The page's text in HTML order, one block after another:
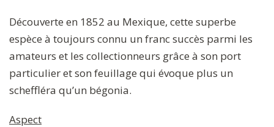
Découverte en 1852 au Mexique, cette superbe
espèce à toujours connu un franc succès parmi les
amateurs et les collectionneurs grâce à son port
particulier et son feuillage qui évoque plus un
scheffléra qu’un bégonia.
Aspect